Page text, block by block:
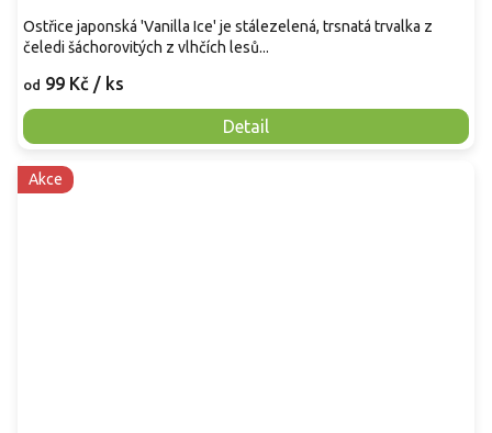
od 99 Kč / ks
Detail
Ostřice japonská 'Vanilla Ice' je stálezelená, trsnatá trvalka z
čeledi šáchorovitých z vlhčích lesů...
Akce